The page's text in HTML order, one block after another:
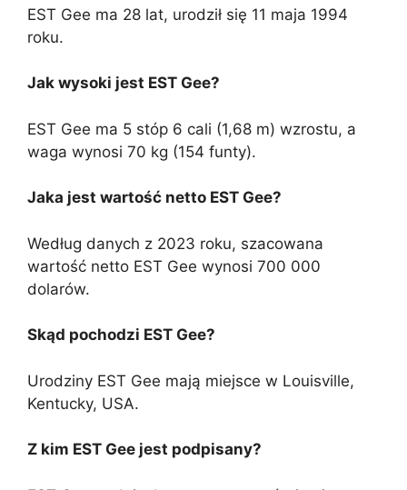
EST Gee ma 28 lat, urodził się 11 maja 1994
roku.
Jak wysoki jest EST Gee?
EST Gee ma 5 stóp 6 cali (1,68 m) wzrostu, a
waga wynosi 70 kg (154 funty).
Jaka jest wartość netto EST Gee?
Według danych z 2023 roku, szacowana
wartość netto EST Gee wynosi 700 000
dolarów.
Skąd pochodzi EST Gee?
Urodziny EST Gee mają miejsce w Louisville,
Kentucky, USA.
Z kim EST Gee jest podpisany?